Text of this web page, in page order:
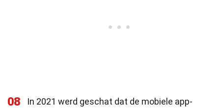
08
In 2021 werd geschat dat de mobiele app-